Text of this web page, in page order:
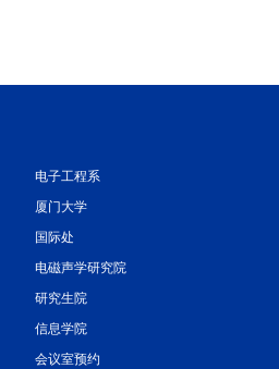
电子工程系
厦门大学
国际处
电磁声学研究院
研究生院
信息学院
会议室预约